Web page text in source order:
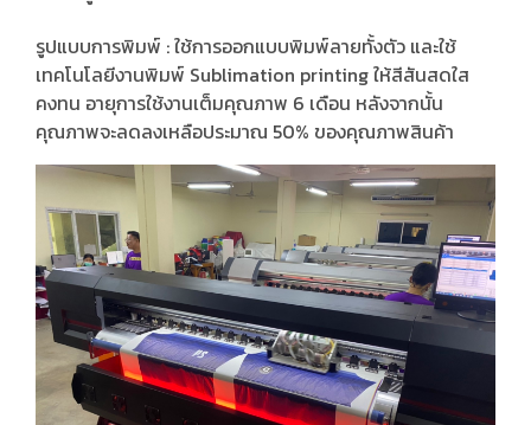
รูปแบบการพิมพ์ : ใช้การออกแบบพิมพ์ลายทั้งตัว และใช้
เทคโนโลยีงานพิมพ์ Sublimation printing ให้สีสันสดใส
คงทน อายุการใช้งานเต็มคุณภาพ 6 เดือน หลังจากนั้น
คุณภาพจะลดลงเหลือประมาณ 50% ของคุณภาพสินค้า